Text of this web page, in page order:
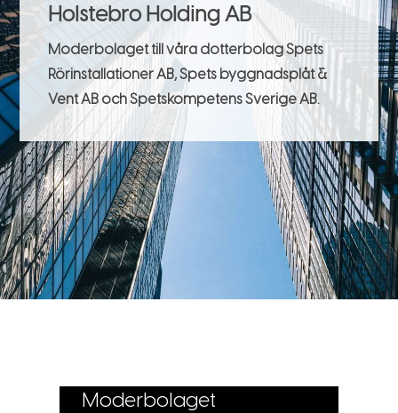
Holstebro Holding AB
Moderbolaget till våra dotterbolag Spets
Rörinstallationer AB, Spets byggnadsplåt &
Vent AB och Spetskompetens Sverige AB.
Moderbolaget